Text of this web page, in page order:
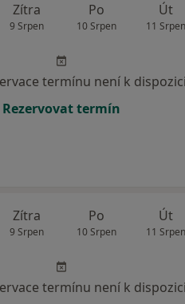
Zítra
9 Srpen
Po
10 Srpen
Út
11 Srpen
termínu není k dispozici
Rezervovat termín
Zítra
9 Srpen
Po
10 Srpen
Út
11 Srpen
termínu není k dispozici